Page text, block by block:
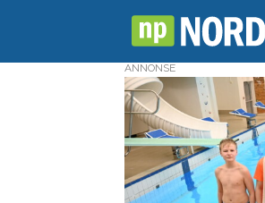
ANNONSE